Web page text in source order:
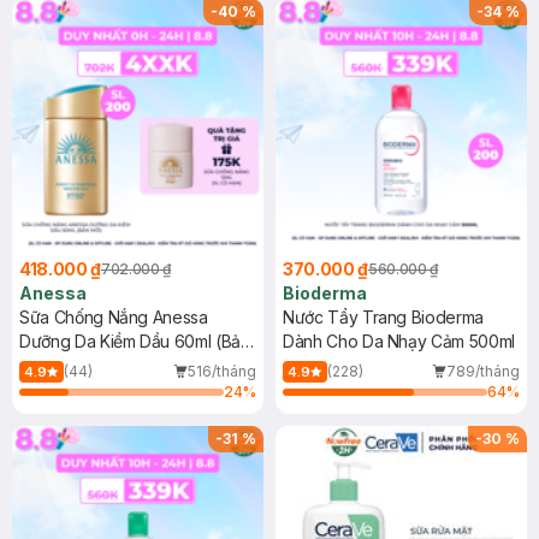
-40%
418.000 ₫702.000 ₫
Anessa
Sữa Chống Nắng Anessa
Dưỡng Da Kiềm Dầu 60ml (Bản
Mới)
4.9 (44)
516/tháng
24%
-34%
370.000 ₫560.000 ₫
Bioderma
Nước Tẩy Trang Bioderma
Dành Cho Da Nhạy Cảm 500ml
4.9 (228)
789/tháng
64%
-31% -30 %